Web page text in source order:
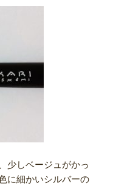
少しベージュがかっ
に細かいシルバーの